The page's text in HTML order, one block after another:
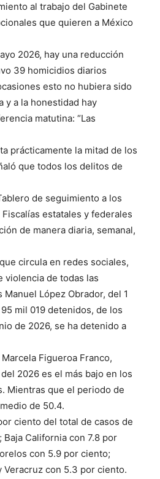
al trabajo del Gabinete
que quieren a México
2026, hay una reducción
39 homicidios diarios
esto no hubiera sido
y a la honestidad hay
matutina: “Las
prácticamente la mitad de los
que todos los delitos de
de seguimiento a los
estatales y federales
de manera diaria, semanal,
circula en redes sociales,
violencia de todas las
López Obrador, del 1
mil 019 detenidos, de los
de 2026, se ha detenido a
Figueroa Franco,
2026 es el más bajo en los
Mientras que el periodo de
de 50.4.
ciento del total de casos de
California con 7.8 por
con 5.9 por ciento;
con 5.3 por ciento.